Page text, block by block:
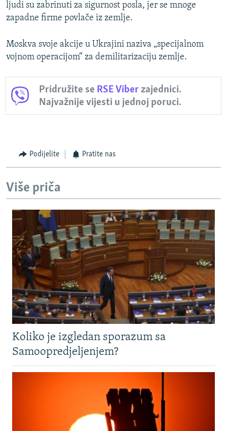
ljudi su zabrinuti za sigurnost posla, jer se mnoge
zapadne firme povlače iz zemlje.
Moskva svoje akcije u Ukrajini naziva „specijalnom
vojnom operacijom“ za demilitarizaciju zemlje.
Pridružite se RSE Viberzajednici.
Najvažnije vijesti u jednoj poruci.
Podijelite Pratite nas
Više priča
Koliko je izgledan sporazum sa
Samoopredjeljenjem?